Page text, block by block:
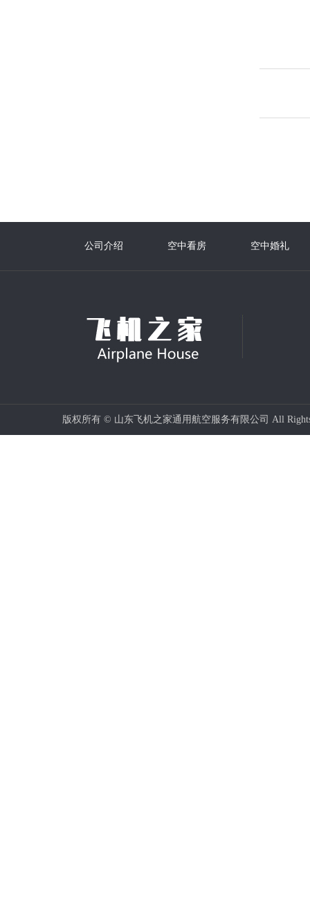
公司介绍 空中看房 空中婚礼
版权所有 © 山东飞机之家通用航空服务有限公司 All